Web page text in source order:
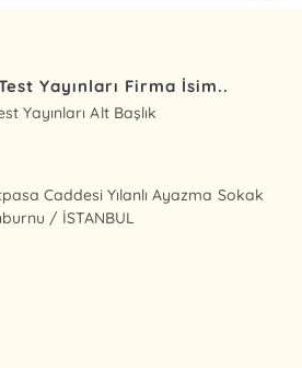
Yayınları Firma İsim..
Yayınları Alt Başlık
Caddesi Yılanlı Ayazma Sokak
/ İSTANBUL